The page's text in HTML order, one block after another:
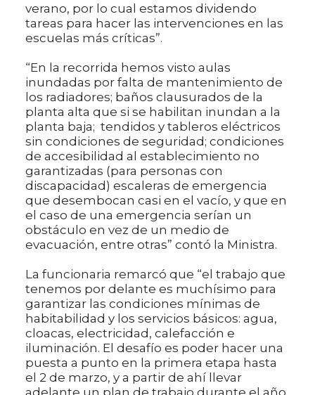
verano, por lo cual estamos dividendo
tareas para hacer las intervenciones en las
escuelas más críticas”.
“En la recorrida hemos visto aulas
inundadas por falta de mantenimiento de
los radiadores; baños clausurados de la
planta alta que si se habilitan inundan a la
planta baja; tendidos y tableros eléctricos
sin condiciones de seguridad; condiciones
de accesibilidad al establecimiento no
garantizadas (para personas con
discapacidad) escaleras de emergencia
que desembocan casi en el vacío, y que en
el caso de una emergencia serían un
obstáculo en vez de un medio de
evacuación, entre otras” contó la Ministra.
La funcionaria remarcó que “el trabajo que
tenemos por delante es muchísimo para
garantizar las condiciones mínimas de
habitabilidad y los servicios básicos: agua,
cloacas, electricidad, calefacción e
iluminación. El desafío es poder hacer una
puesta a punto en la primera etapa hasta
el 2 de marzo, y a partir de ahí llevar
adelante un plan de trabajo durante el año